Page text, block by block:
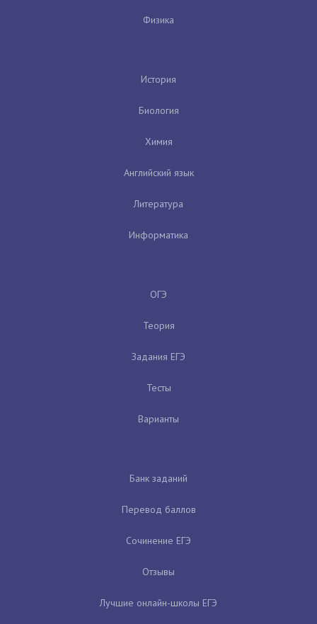
Физика
История
Биология
Химия
Английский язык
Литература
Информатика
ОГЭ
Теория
Задания ЕГЭ
Тесты
Варианты
Банк заданий
Перевод баллов
Сочинение ЕГЭ
Отзывы
Лучшие онлайн-школы ЕГЭ